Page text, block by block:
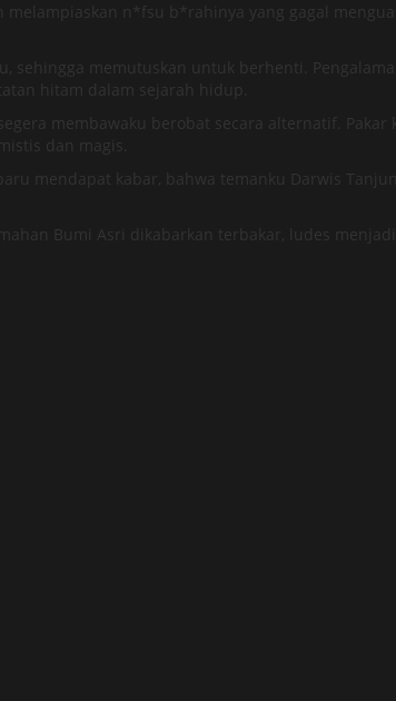
n*fsu b*rahinya yang gagal
memutuskan untuk berhenti.
hitam dalam sejarah hidup.
membawaku berobat secara alternatif. Pakar
dan magis.
mendapat kabar, bahwa temanku Darwis
Bumi Asri dikabarkan terbakar, ludes